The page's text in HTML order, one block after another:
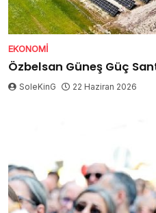
EKONOMI
Özbelsan Güneş Güç
SoleKinG 22 Haziran 2026